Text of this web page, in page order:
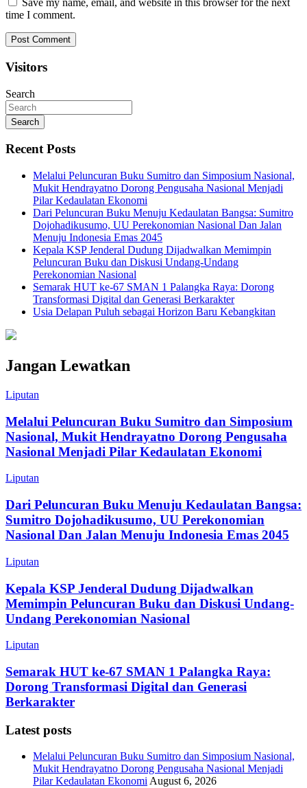
Save my name, email, and website in this browser for the next
time I comment.
Visitors
Search
Search
Recent Posts
Melalui Peluncuran Buku Sumitro dan Simposium Nasional,
Mukit Hendrayatno Dorong Pengusaha Nasional Menjadi
Pilar Kedaulatan Ekonomi
Dari Peluncuran Buku Menuju Kedaulatan Bangsa: Sumitro
Dojohadikusumo, UU Perekonomian Nasional Dan Jalan
Menuju Indonesia Emas 2045
Kepala KSP Jenderal Dudung Dijadwalkan Memimpin
Peluncuran Buku dan Diskusi Undang-Undang
Perekonomian Nasional
Semarak HUT ke-67 SMAN 1 Palangka Raya: Dorong
Transformasi Digital dan Generasi Berkarakter
Usia Delapan Puluh sebagai Horizon Baru Kebangkitan
Jangan Lewatkan
Liputan
Melalui Peluncuran Buku Sumitro dan Simposium
Nasional, Mukit Hendrayatno Dorong Pengusaha
Nasional Menjadi Pilar Kedaulatan Ekonomi
Liputan
Dari Peluncuran Buku Menuju Kedaulatan Bangsa:
Sumitro Dojohadikusumo, UU Perekonomian
Nasional Dan Jalan Menuju Indonesia Emas 2045
Liputan
Kepala KSP Jenderal Dudung Dijadwalkan
Memimpin Peluncuran Buku dan Diskusi Undang-
Undang Perekonomian Nasional
Liputan
Semarak HUT ke-67 SMAN 1 Palangka Raya:
Dorong Transformasi Digital dan Generasi
Berkarakter
Latest posts
Melalui Peluncuran Buku Sumitro dan Simposium Nasional,
Mukit Hendrayatno Dorong Pengusaha Nasional Menjadi
Pilar Kedaulatan EkonomiAugust 6, 2026